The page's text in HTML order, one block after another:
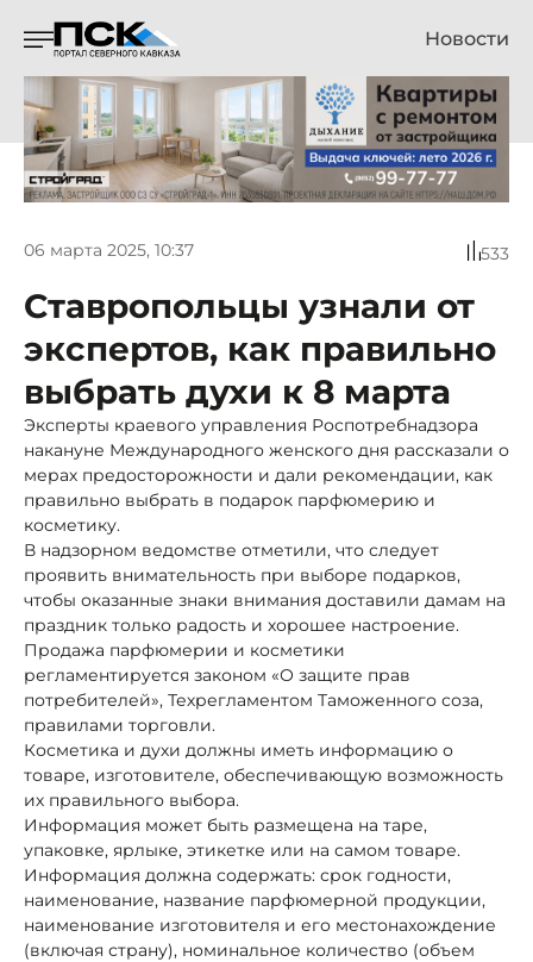
Новости
06 марта 2025, 10:37 533
Ставропольцы узнали от
экспертов, как правильно
выбрать духи к 8 марта
Эксперты краевого управления Роспотребнадзора
накануне Международного женского дня рассказали о
мерах предосторожности и дали рекомендации, как
правильно выбрать в подарок парфюмерию и
косметику.
В надзорном ведомстве отметили, что следует
проявить внимательность при выборе подарков,
чтобы оказанные знаки внимания доставили дамам на
праздник только радость и хорошее настроение.
Продажа парфюмерии и косметики
регламентируется законом «О защите прав
потребителей», Техрегламентом Таможенного соза,
правилами торговли.
Косметика и духи должны иметь информацию о
товаре, изготовителе, обеспечивающую возможность
их правильного выбора.
Информация может быть размещена на таре,
упаковке, ярлыке, этикетке или на самом товаре.
Информация должна содержать: срок годности,
наименование, название парфюмерной продукции,
наименование изготовителя и его местонахождение
(включая страну), номинальное количество (объем